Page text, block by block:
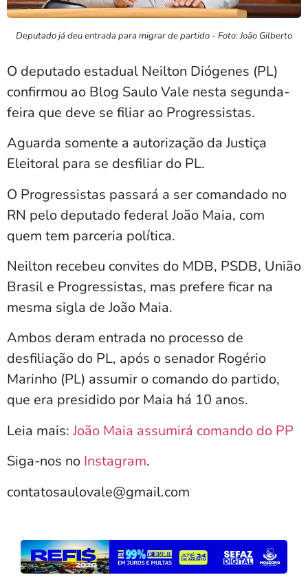
Deputado já deu entrada para migrar de partido - Foto: João Gilberto
O deputado estadual Neilton Diógenes (PL)
confirmou ao Blog Saulo Vale nesta segunda-
feira que deve se filiar ao Progressistas.
Aguarda somente a autorização da Justiça
Eleitoral para se desfiliar do PL.
O Progressistas passará a ser comandado no
RN pelo deputado federal João Maia, com
quem tem parceria política.
Neilton recebeu convites do MDB, PSDB, União
Brasil e Progressistas, mas prefere ficar na
mesma sigla de João Maia.
Ambos deram entrada no processo de
desfiliação do PL, após o senador Rogério
Marinho (PL) assumir o comando do partido,
que era presidido por Maia há 10 anos.
Leia mais:João Maia assumirá comando do PP
Siga-nos no Instagram.
contatosaulovale@gmail.com